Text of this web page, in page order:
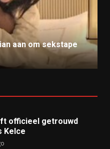
aan om sekstape
officieel getrouwd
Kelce